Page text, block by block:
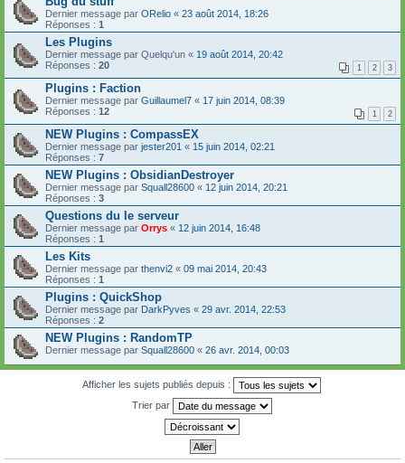
Dernier message par ORelio « 23 août 2014, 18:26
Réponses : 1
Les Plugins
Dernier message par Quelqu'un « 19 août 2014, 20:42
Réponses : 20 1 2 3
Plugins : Faction
Dernier message par Guillaumel7 « 17 juin 2014, 08:39
Réponses : 12 1 2
NEW Plugins : CompassEX
Dernier message par jester201 « 15 juin 2014, 02:21
Réponses : 7
NEW Plugins : ObsidianDestroyer
Dernier message par Squall28600 « 12 juin 2014, 20:21
Réponses : 3
Questions du le serveur
Dernier message par Orrys « 12 juin 2014, 16:48
Réponses : 1
Les Kits
Dernier message par thenvi2 « 09 mai 2014, 20:43
Réponses : 1
Plugins : QuickShop
Dernier message par DarkPyves « 29 avr. 2014, 22:53
Réponses : 2
NEW Plugins : RandomTP
Dernier message par Squall28600 « 26 avr. 2014, 00:03
Afficher les sujets publiés depuis :
Trier par